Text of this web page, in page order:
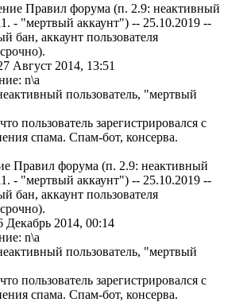
Правил форума (п. 2.9: неактивный
- "мертвый аккаунт") -- 25.10.2019 --
бан, аккаунт пользователя
Август 2014, 13:51
n\a
пользователь, "мертвый
пользователь зарегистрировался с
спама. Спам-бот, консерва.
Правил форума (п. 2.9: неактивный
- "мертвый аккаунт") -- 25.10.2019 --
бан, аккаунт пользователя
Декабрь 2014, 00:14
n\a
пользователь, "мертвый
пользователь зарегистрировался с
спама. Спам-бот, консерва.